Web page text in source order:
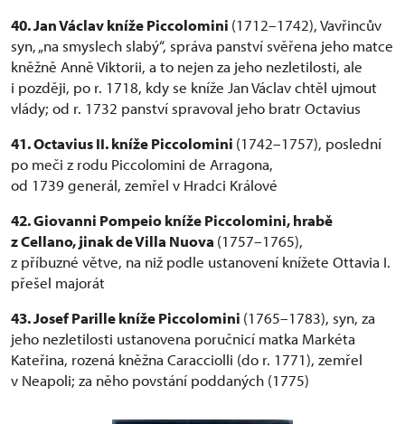
40. Jan Václav kníže Piccolomini (1712–1742), Vavřincův
syn, „na smyslech slabý“, správa panství svěřena jeho matce
kněžně Anně Viktorii, a to nejen za jeho nezletilosti, ale
i později, po r. 1718, kdy se kníže Jan Václav chtěl ujmout
vlády; od r. 1732 panství spravoval jeho bratr Octavius
41. Octavius II. kníže Piccolomini (1742–1757), poslední
po meči z rodu Piccolomini de Arragona,
od 1739 generál, zemřel v Hradci Králové
42. Giovanni Pompeio kníže Piccolomini, hrabě
z Cellano, jinak de Villa Nuova (1757–1765),
z příbuzné větve, na niž podle ustanovení knížete Ottavia I.
přešel majorát
43. Josef Parille kníže Piccolomini (1765–1783), syn, za
jeho nezletilosti ustanovena poručnicí matka Markéta
Kateřina, rozená kněžna Caracciolli (do r. 1771), zemřel
v Neapoli; za něho povstání poddaných (1775)